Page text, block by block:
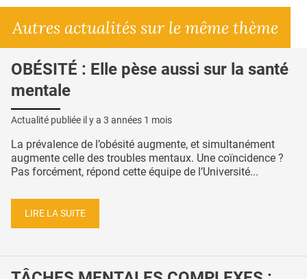
Autres actualités sur le même thème
OBÉSITÉ : Elle pèse aussi sur la santé
mentale
Actualité publiée il y a 3 années 1 mois
La prévalence de l’obésité augmente, et simultanément
augmente celle des troubles mentaux. Une coïncidence ?
Pas forcément, répond cette équipe de l’Université...
LIRE LA SUITE